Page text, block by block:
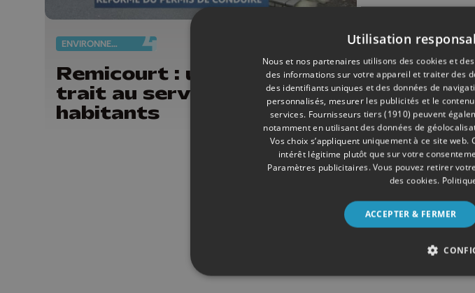
ENVIRONNEMENT
Remicourt : un cheval de
trait au service des
habitants
Utilisation
Nous et nos partenaires utilisons des cookies et
des informations sur votre appareil et traiter des
des identifiants uniques et des données de
personnalisés, mesurer les publicités et le
services. Fournisseurs tiers (1910) peuvent
notamment en utilisant des données de
Vos choix s’appliquent uniquement à ce site
intérêt légitime plutôt que sur votre
Paramètres publicitaires. Vous pouvez retirer
des cookies.
ACCEPTER & FERMER